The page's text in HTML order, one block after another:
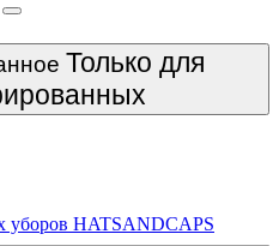
Только для